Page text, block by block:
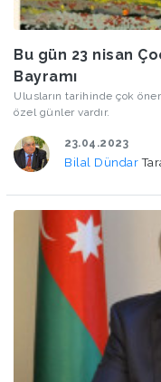
Bu gün 23 nisan
Bayramı
Ulusların tarihinde çok
özel günler vardır.
23.04.2023
Bilal Dündar